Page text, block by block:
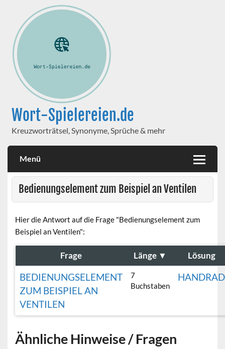
Wort-Spielereien.de
Kreuzworträtsel, Synonyme, Sprüche & mehr
Menü
Bedienungselement zum Beispiel an Ventilen
Hier die Antwort auf die Frage "Bedienungselement zum
Beispiel an Ventilen":
Frage Länge ▼ Lösung
BEDIENUNGSELEMENT
ZUM BEISPIEL AN
VENTILEN
7
Buchstaben
HANDRAD
Ähnliche Hinweise / Fragen